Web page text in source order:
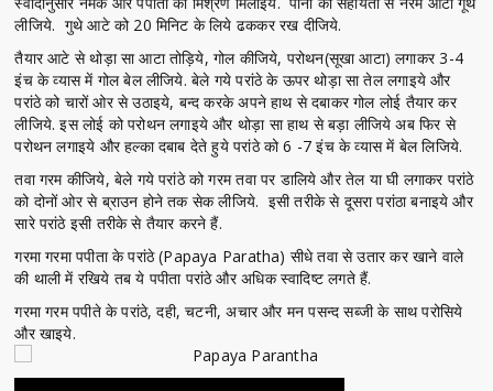
लीजिये. गुथे आटे को 20 मिनिट के लिये ढककर रख दीजिये.
तैयार आटे से थोड़ा सा आटा तोड़िये, गोल कीजिये, परोथन(सूखा आटा) लगाकर 3-4
इंच के व्यास में गोल बेल लीजिये. बेले गये परांठे के ऊपर थोड़ा सा तेल लगाइये और
परांठे को चारों ओर से उठाइये, बन्द करके अपने हाथ से दबाकर गोल लोई तैयार कर
लीजिये. इस लोई को परोथन लगाइये और थोड़ा सा हाथ से बड़ा लीजिये अब फिर से
परोथन लगाइये और हल्का दबाब देते हुये परांठे को 6 -7 इंच के व्यास में बेल लिजिये.
तवा गरम कीजिये, बेले गये परांठे को गरम तवा पर डालिये और तेल या घी लगाकर परांठे
को दोनों ओर से ब्राउन होने तक सेक लीजिये. इसी तरीके से दूसरा परांठा बनाइये और
सारे परांठे इसी तरीके से तैयार करने हैं.
गरमा गरमा पपीता के परांठे (Papaya Paratha) सीधे तवा से उतार कर खाने वाले
की थाली में रखिये तब ये पपीता परांठे और अधिक स्वादिष्ट लगते हैं.
गरमा गरम पपीते के परांठे, दही, चटनी, अचार और मन पसन्द सब्जी के साथ परोसिये
और खाइये.